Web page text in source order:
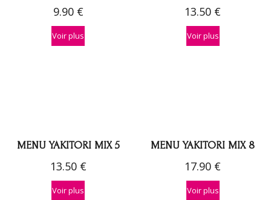
9.90 €
Voir plus
13.50 €
Voir plus
MENU YAKITORI MIX 5
13.50 €
Voir plus
MENU YAKITORI MIX 8
17.90 €
Voir plus